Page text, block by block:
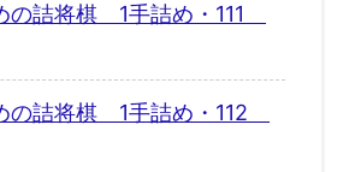
の詰将棋 1手詰め・111
の詰将棋 1手詰め・112